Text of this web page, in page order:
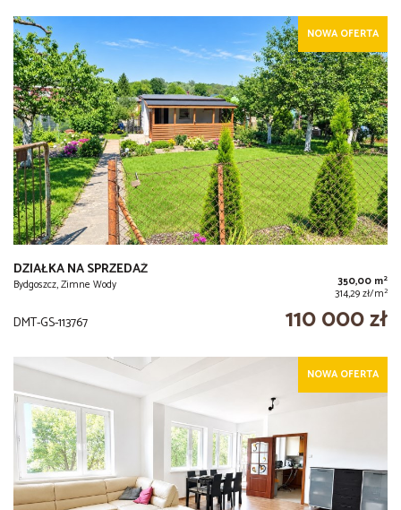
NOWA OFERTA
DZIAŁKA NA SPRZEDAŻ
Bydgoszcz, Zimne Wody 350,00 m2
314,29 zł/m2
DMT-GS-113767 110 000 zł
NOWA OFERTA